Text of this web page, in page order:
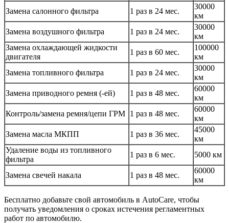
Замена салонного фильтра
1 раз в 24 мес.
30000
км
Замена воздушного фильтра
1 раз в 24 мес.
30000
км
Замена охлаждающей жидкости
двигателя
1 раз в 60 мес.
100000
км
Замена топливного фильтра
1 раз в 24 мес.
30000
км
Замена приводного ремня (-ей)
1 раз в 48 мес.
60000
км
Контроль/замена ремня/цепи ГРМ 1 раз в 48 мес.
60000
км
Замена масла МКПП
1 раз в 36 мес.
45000
км
Удаление воды из топливного
фильтра
1 раз в 6 мес. 5000 км
Замена свечей накала 1 раз в 48 мес.
60000
км
Бесплатно добавьте свой автомобиль в AutoCare, чтобы
получать уведомления о сроках истечения регламентных
работ по автомобилю.